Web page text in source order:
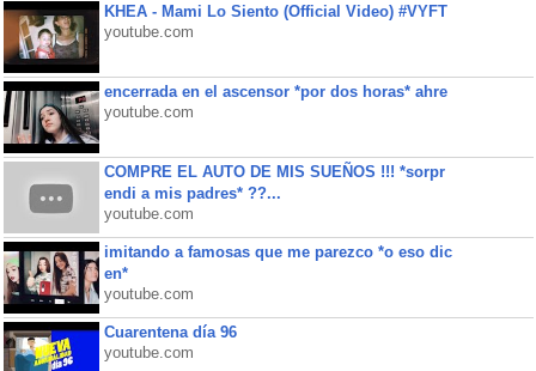
KHEA - Mami Lo Siento (Official Video) #VYFT
youtube.com
encerrada en el ascensor *por dos horas* ahre
youtube.com
COMPRE EL AUTO DE MIS SUEÑOS !!! *sorpr
endi a mis padres* ??...
youtube.com
imitando a famosas que me parezco *o eso dic
en*
youtube.com
Cuarentena día 96
youtube.com